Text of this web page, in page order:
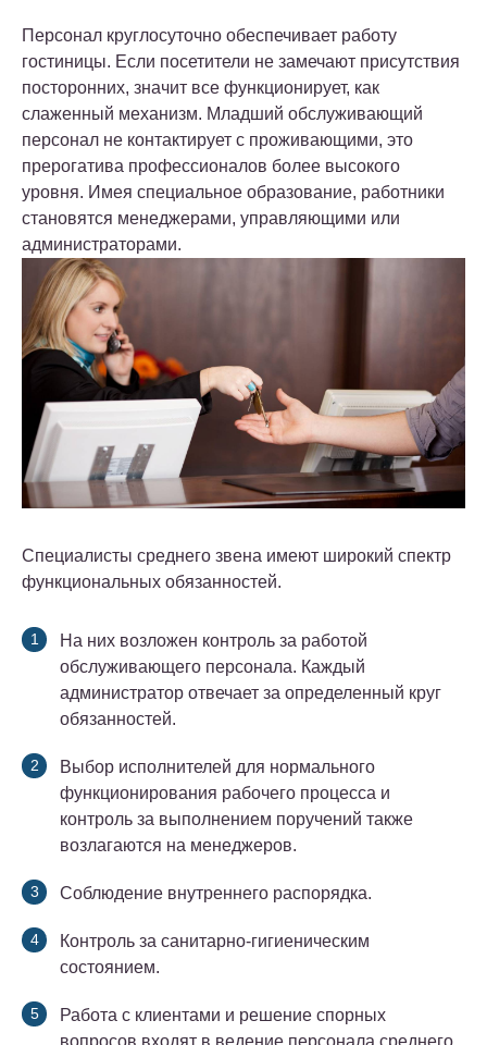
Персонал круглосуточно обеспечивает работу
гостиницы. Если посетители не замечают присутствия
посторонних, значит все функционирует, как
слаженный механизм. Младший обслуживающий
персонал не контактирует с проживающими, это
прерогатива профессионалов более высокого
уровня. Имея специальное образование, работники
становятся менеджерами, управляющими или
администраторами.
Специалисты среднего звена имеют широкий спектр
функциональных обязанностей.
На них возложен контроль за работой
обслуживающего персонала. Каждый
администратор отвечает за определенный круг
обязанностей.
Выбор исполнителей для нормального
функционирования рабочего процесса и
контроль за выполнением поручений также
возлагаются на менеджеров.
Соблюдение внутреннего распорядка.
Контроль за санитарно-гигиеническим
состоянием.
Работа с клиентами и решение спорных
вопросов входят в ведение персонала среднего